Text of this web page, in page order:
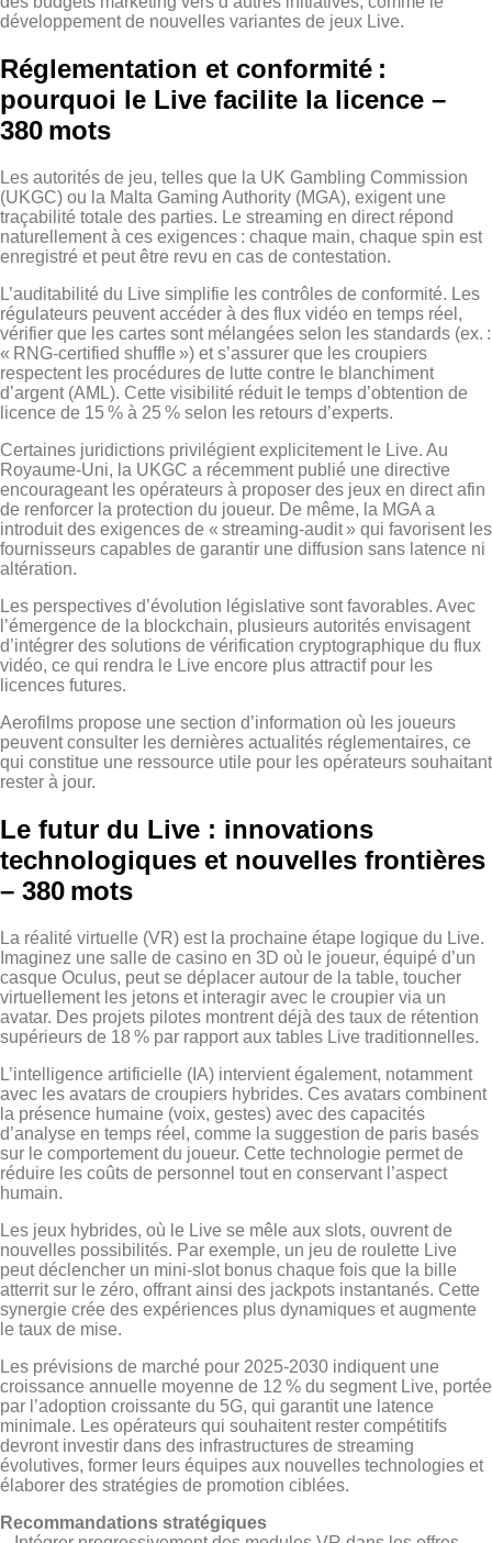
développement de nouvelles variantes de jeux Live.
Réglementation et conformité :
pourquoi le Live facilite la licence –
380 mots
Les autorités de jeu, telles que la UK Gambling Commission
(UKGC) ou la Malta Gaming Authority (MGA), exigent une
traçabilité totale des parties. Le streaming en direct répond
naturellement à ces exigences : chaque main, chaque spin est
enregistré et peut être revu en cas de contestation.
L’auditabilité du Live simplifie les contrôles de conformité. Les
régulateurs peuvent accéder à des flux vidéo en temps réel,
vérifier que les cartes sont mélangées selon les standards (ex. :
« RNG‑certified shuffle ») et s’assurer que les croupiers
respectent les procédures de lutte contre le blanchiment
d’argent (AML). Cette visibilité réduit le temps d’obtention de
licence de 15 % à 25 % selon les retours d’experts.
Certaines juridictions privilégient explicitement le Live. Au
Royaume‑Uni, la UKGC a récemment publié une directive
encourageant les opérateurs à proposer des jeux en direct afin
de renforcer la protection du joueur. De même, la MGA a
introduit des exigences de « streaming‑audit » qui favorisent les
fournisseurs capables de garantir une diffusion sans latence ni
altération.
Les perspectives d’évolution législative sont favorables. Avec
l’émergence de la blockchain, plusieurs autorités envisagent
d’intégrer des solutions de vérification cryptographique du flux
vidéo, ce qui rendra le Live encore plus attractif pour les
licences futures.
Aerofilms propose une section d’information où les joueurs
peuvent consulter les dernières actualités réglementaires, ce
qui constitue une ressource utile pour les opérateurs souhaitant
rester à jour.
Le futur du Live : innovations
technologiques et nouvelles frontières
– 380 mots
La réalité virtuelle (VR) est la prochaine étape logique du Live.
Imaginez une salle de casino en 3D où le joueur, équipé d’un
casque Oculus, peut se déplacer autour de la table, toucher
virtuellement les jetons et interagir avec le croupier via un
avatar. Des projets pilotes montrent déjà des taux de rétention
supérieurs de 18 % par rapport aux tables Live traditionnelles.
L’intelligence artificielle (IA) intervient également, notamment
avec les avatars de croupiers hybrides. Ces avatars combinent
la présence humaine (voix, gestes) avec des capacités
d’analyse en temps réel, comme la suggestion de paris basés
sur le comportement du joueur. Cette technologie permet de
réduire les coûts de personnel tout en conservant l’aspect
humain.
Les jeux hybrides, où le Live se mêle aux slots, ouvrent de
nouvelles possibilités. Par exemple, un jeu de roulette Live
peut déclencher un mini‑slot bonus chaque fois que la bille
atterrit sur le zéro, offrant ainsi des jackpots instantanés. Cette
synergie crée des expériences plus dynamiques et augmente
le taux de mise.
Les prévisions de marché pour 2025‑2030 indiquent une
croissance annuelle moyenne de 12 % du segment Live, portée
par l’adoption croissante du 5G, qui garantit une latence
minimale. Les opérateurs qui souhaitent rester compétitifs
devront investir dans des infrastructures de streaming
évolutives, former leurs équipes aux nouvelles technologies et
élaborer des stratégies de promotion ciblées.
Recommandations stratégiques